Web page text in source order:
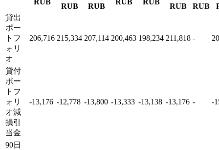
RUB
RUB
RUB
RUB
貸出
ポー
トフ
ォリ
オ
206,716 215,334 207,114 200,463 198,234 211,818 -
貸付
ポー
トフ
ォリ
オ減
損引
当金
-13,176 -12,778 -13,800 -13,333 -13,138 -13,176 - -
90日